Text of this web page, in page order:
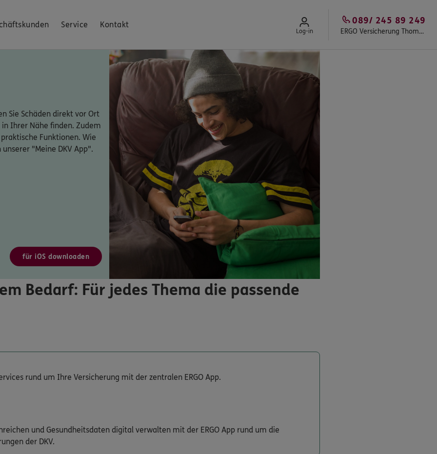
Service Kontakt
Log-in ERGO Versicherung Thomas Ostermair
089/ 245 89 249
Sie Schäden direkt vor Ort
Ihrer Nähe finden. Zudem
Funktionen. Wie
"Meine DKV App".
für iOS downloaden
Bedarf: Für jedes Thema die passende
rund um Ihre Versicherung mit der zentralen ERGO App.
und Gesundheitsdaten digital verwalten mit der ERGO App rund um die
der DKV.